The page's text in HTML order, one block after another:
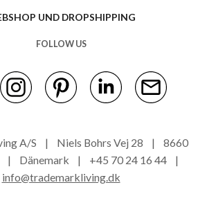
UND DROPSHIPPING
FOLLOW US
A/S | Niels Bohrs Vej 28 | 8660
| Dänemark | +45 70 24 16 44 |
info@trademarkliving.dk